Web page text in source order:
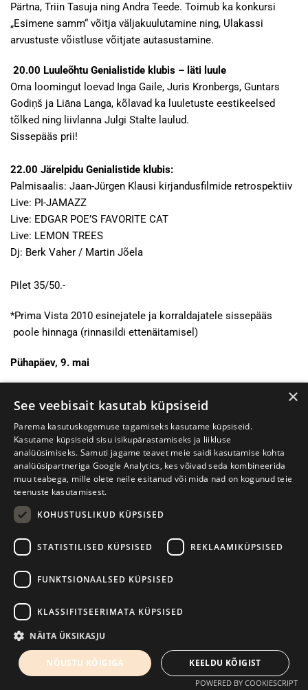
Pärtna, Triin Tasuja ning Andra Teede. Toimub ka konkursi
„Esimene samm“ võitja väljakuulutamine ning, Ulakassi
arvustuste võistluse võitjate autasustamine.
20.00 Luuleõhtu Genialistide klubis – läti luule
Oma loomingut loevad Inga Gaile, Juris Kronbergs, Guntars
Godiņš ja Liāna Langa, kõlavad ka luuletuste eestikeelsed
tõlked ning liivlanna Julgi Stalte laulud.
Sissepääs prii!
22.00 Järelpidu Genialistide klubis:
Palmisaalis: Jaan-Jürgen Klausi kirjandusfilmide retrospektiiv
Live: PI-JAMAZZ
Live: EDGAR POE’S FAVORITE CAT
Live: LEMON TREES
Dj: Berk Vaher / Martin Jõela
Pilet 35/50.-
*Prima Vista 2010 esinejatele ja korraldajatele sissepääs
poole hinnaga (rinnasildi ettenäitamisel)
Pühapäev, 9. mai
12.00–17.00 Loetud raamatute laat
Samas müügil:
eksklusiivne piiratud tiraažiga festivalikogumik „Mehed ei
lapse meele ja keele”
12.30 Avamine, sõnavõtud
13.00 Kirjanduslik ekskursioon Põltsamaal ja linnalähedastes
kirjanduse ning trükitegevusega seotud paikades (jalgsi ja
bussiga)
Eelregistreerimine raamatukogus.
×
See veebisait kasutab küpsiseid
Parema kasutuskogemuse tagamiseks kasutame küpsiseid.
Kasutame küpsiseid sisu isikupärastamiseks ja liikluse
analüüsimiseks. Samuti jagame teavet meie saidi kasutamise kohta
analüüsipartneriga Google Analytics, kes võivad seda kombineerida
muu teabega, mille olete neile esitanud või mida nad on kogunud teie
teenuste kasutamisest.
KOHUSTUSLIKUD KÜPSISED
STATISTILISED KÜPSISED REKLAAMIKÜPSISED
FUNKTSIONAALSED KÜPSISED
KLASSIFITSEERIMATA KÜPSISED
NÄITA ÜKSIKASJU
NÕUSTU KÕIGIGA KEELDU KÕIGIST
POWERED BY COOKIESCRIPT